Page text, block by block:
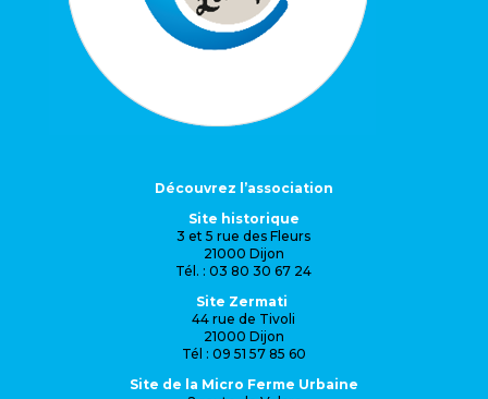
Découvrez l’association
Site historique
3 et 5 rue des Fleurs
21000 Dijon
Tél. : 03 80 30 67 24
Site Zermati
44 rue de Tivoli
21000 Dijon
Tél : 09 51 57 85 60
Site de la Micro Ferme Urbaine